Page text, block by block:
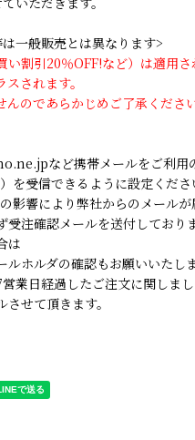
一般販売とは異なります>
割引20％OFF!など）は適用さ
されます。
のであらかじめご了承ください
など携帯メールをご利用
を受信できるように設定くださ
影響により弊社からのメールが
注確認メールを送付しており
は
ホルダの確認もお願いいたしま
業日経過したご注文に関しま
せて頂きます。